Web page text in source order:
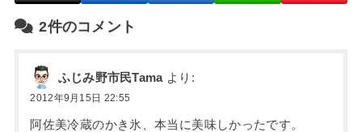
2件のコメント
ふじみ野市民Tama より:
2012年9月15日 22:55
阿佐美冷蔵のかき氷、本当に美味しかったです。